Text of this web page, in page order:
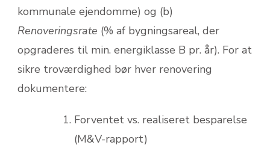
kommunale ejendomme) og (b)
Renoveringsrate (% af bygnings­areal, der
opgraderes til min. energiklasse B pr. år). For at
sikre troværdighed bør hver renovering
dokumentere:
Forventet vs. realiseret besparelse
(M&V-rapport)